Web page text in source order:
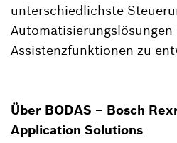
unterschiedlichste
Automatisierungslösungen
Assistenzfunktionen zu
Über BODAS – Bosch
Application Solutions